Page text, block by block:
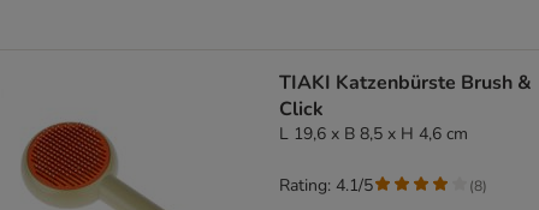
TIAKI Katzenbürste Brush &
Click
L 19,6 x B 8,5 x H 4,6 cm
Rating: 4.1/5 (8)